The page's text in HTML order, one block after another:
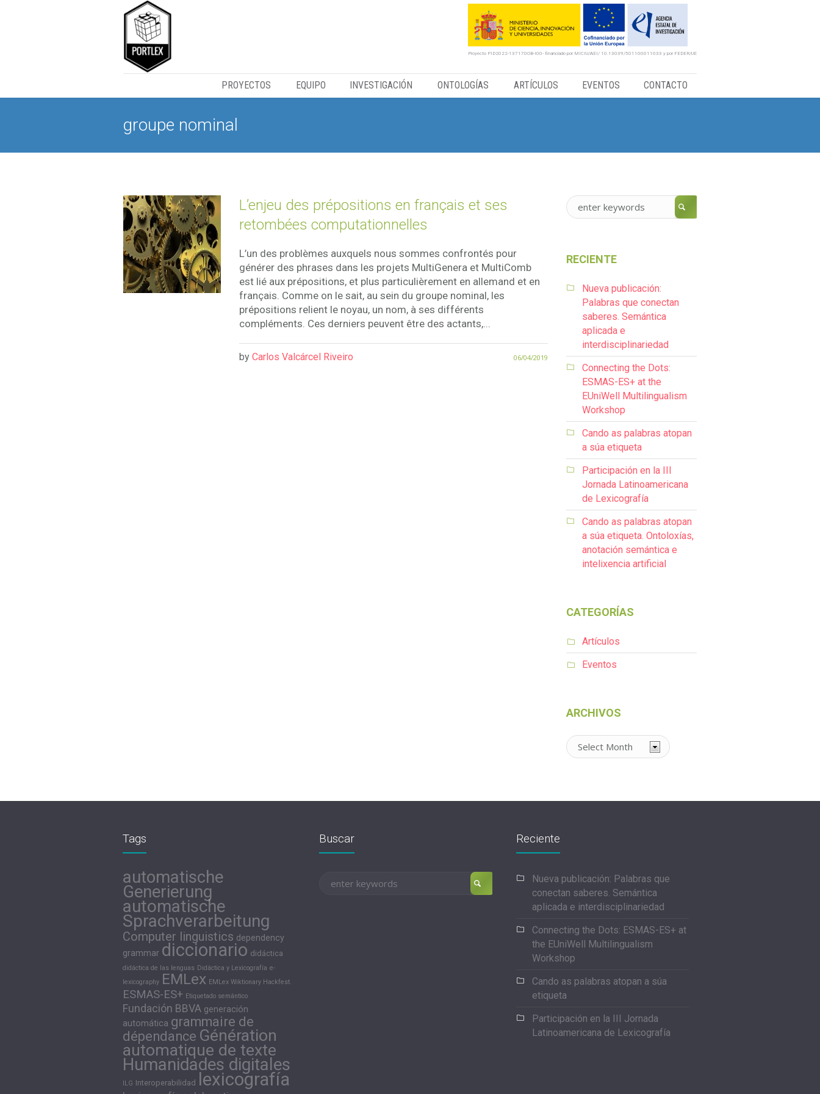
Proyecto PID2022-137170OB-I00- financiado por MICIU/AEI/ 10.13039/501100011033 y por FEDER/UE
PROYECTOS EQUIPO INVESTIGACIÓN ONTOLOGÍAS ARTÍCULOS EVENTOS CONTACTO
groupe nominal
L’enjeu des prépositions en français et ses
retombées computationnelles
L’un des problèmes auxquels nous sommes confrontés pour
générer des phrases dans les projets MultiGenera et MultiComb
est lié aux prépositions, et plus particulièrement en allemand et en
français. Comme on le sait, au sein du groupe nominal, les
prépositions relient le noyau, un nom, à ses différents
compléments. Ces derniers peuvent être des actants,...
06/04/2019
by Carlos Valcárcel Riveiro
RECIENTE
Nueva publicación:
Palabras que conectan
saberes. Semántica
aplicada e
interdisciplinariedad
Connecting the Dots:
ESMAS-ES+ at the
EUniWell Multilingualism
Workshop
Cando as palabras atopan
a súa etiqueta
Participación en la III
Jornada Latinoamericana
de Lexicografía
Cando as palabras atopan
a súa etiqueta. Ontoloxías,
anotación semántica e
intelixencia artificial
CATEGORÍAS
Artículos
Eventos
ARCHIVOS
Archivos
Tags
automatische
Generierung
automatische
Sprachverarbeitung
Computer linguistics dependency
grammar diccionario didáctica
didáctica de las lenguas Didáctica y Lexicografía e-
lexicography EMLex EMLex Wiktionary Hackfest.
ESMAS-ES+ Etiquetado semántico
Fundación BBVA generación
automática grammaire de
dépendance Génération
automatique de texte
Humanidades digitales
ILG Interoperabilidad lexicografía
Buscar Reciente
Nueva publicación: Palabras que
conectan saberes. Semántica
aplicada e interdisciplinariedad
Connecting the Dots: ESMAS-ES+ at
the EUniWell Multilingualism
Workshop
Cando as palabras atopan a súa
etiqueta
Participación en la III Jornada
Latinoamericana de Lexicografía